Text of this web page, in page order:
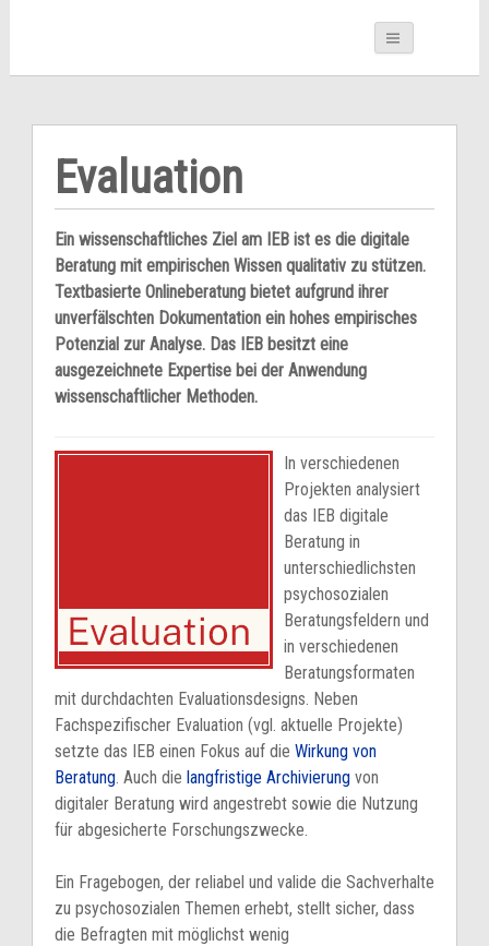
Evaluation
Ein wissenschaftliches Ziel am IEB ist es die digitale
Beratung mit empirischen Wissen qualitativ zu stützen.
Textbasierte Onlineberatung bietet aufgrund ihrer
unverfälschten Dokumentation ein hohes empirisches
Potenzial zur Analyse. Das IEB besitzt eine
ausgezeichnete Expertise bei der Anwendung
wissenschaftlicher Methoden.
In verschiedenen
Projekten analysiert
das IEB digitale
Beratung in
unterschiedlichsten
psychosozialen
Beratungsfeldern und
in verschiedenen
Beratungsformaten
mit durchdachten Evaluationsdesigns. Neben
Fachspezifischer Evaluation (vgl. aktuelle Projekte)
setzte das IEB einen Fokus auf die Wirkung von
Beratung. Auch die langfristige Archivierungvon
digitaler Beratung wird angestrebt sowie die Nutzung
für abgesicherte Forschungszwecke.
Ein Fragebogen, der reliabel und valide die Sachverhalte
zu psychosozialen Themen erhebt, stellt sicher, dass
die Befragten mit möglichst wenig